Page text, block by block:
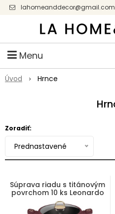
lahomeanddecor@gmail.com
Menu
Úvod Hrnce
Zoradiť:
Prednastavené
Súprava riadu s titánovým
povrchom 10 ks Leonardo
Collection